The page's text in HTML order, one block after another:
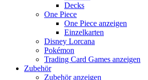
Decks
One Piece
One Piece anzeigen
Einzelkarten
Disney Lorcana
Pokémon
Trading Card Games anzeigen
Zubehör
Zubehör anzeigen